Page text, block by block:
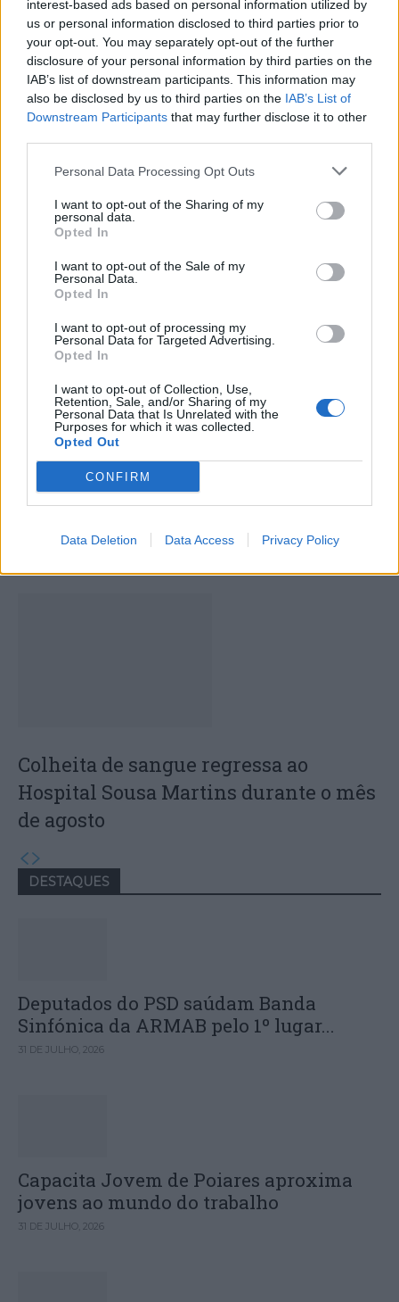
interest-based ads based on personal information utilized by
us or personal information disclosed to third parties prior to
your opt-out. You may separately opt-out of the further
disclosure of your personal information by third parties on the
IAB’s list of downstream participants. This information may
also be disclosed by us to third parties on the IAB’s List of
Downstream Participants that may further disclose it to other
Personal Data Processing Opt Outs
I want to opt-out of the Sharing of my
personal data.
Opted In
I want to opt-out of the Sale of my
Personal Data.
Opted In
I want to opt-out of processing my
Personal Data for Targeted Advertising.
Opted In
I want to opt-out of Collection, Use,
Retention, Sale, and/or Sharing of my
Personal Data that Is Unrelated with the
Purposes for which it was collected.
Opted Out
CONFIRM
Data Deletion Data Access Privacy Policy
ARTIGOS RELACIONADOS MAIS DO AUTOR
Deputados do PSD saúdam Banda
Sinfónica da ARMAB pelo 1º lugar no
certame internacional de Valência
Capacita Jovem de Poiares aproxima
Colheita de sangue regressa ao
Hospital Sousa Martins durante o mês
de agosto
DESTAQUES
Deputados do PSD saúdam Banda
Sinfónica da ARMAB pelo 1º lugar...
31 DE JULHO, 2026
Capacita Jovem de Poiares aproxima
jovens ao mundo do trabalho
31 DE JULHO, 2026